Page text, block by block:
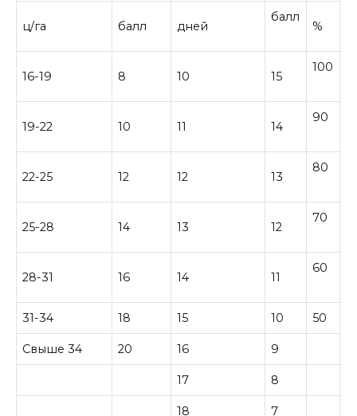
ц/га балл дней
балл
%
16-19 8 10 15
100
19-22 10 11 14
90
22-25 12 12 13
80
25-28 14 13 12
70
28-31 16 14 11
60
31-34 18 15 10 50
Свыше 34 20 16 9
17 8
18 7